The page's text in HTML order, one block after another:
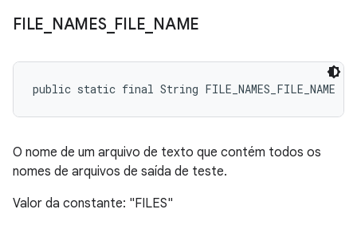
FILE NAMES_ FILE NAME
public static final String FILE_NAMES_FILE_NAME
O nome de um arquivo de texto que contém todos os
nomes de arquivos de saída de teste.
Valor da constante: "FILES"